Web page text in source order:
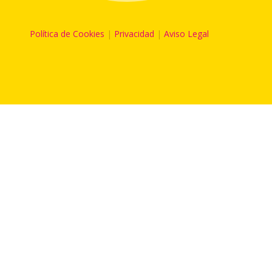
Política de Cookies | Privacidad |Aviso Legal